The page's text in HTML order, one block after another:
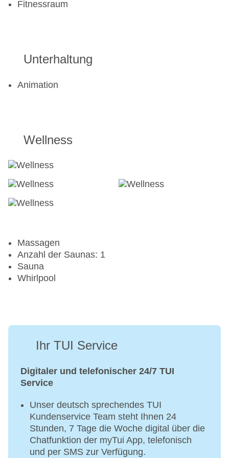
Fitnessraum
Unterhaltung
Animation
Wellness
Massagen
Anzahl der Saunas: 1
Sauna
Whirlpool
Ihr TUI Service
Digitaler und telefonischer 24/7 TUI
Service
Unser deutsch sprechendes TUI
Kundenservice Team steht Ihnen 24
Stunden, 7 Tage die Woche digital über die
Chatfunktion der myTui App, telefonisch
und per SMS zur Verfügung.